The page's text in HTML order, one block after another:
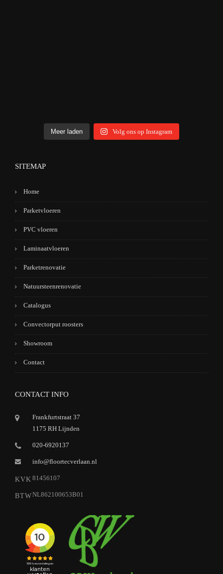
Meer laden Volg ons op Instagram
SITEMAP
Home
Parketvloeren
PVC vloeren
Laminaatvloeren
Parketrenovatie
Natuursteenrenovatie
Catalogus
Convectorput roosters
Showroom
Contact
CONTACT INFO
Frankfurtstraat 37
1175 RH Lijnden
020-6920137
info@floortecverlaan.nl
KVK 81456107
BTWNL862100653B01